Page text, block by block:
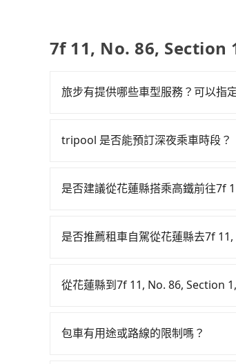
7f 11, No. 86, Section
旅步有提供哪些車型服務？可以指
專人回覆您。
tripool 是否能預訂深夜乘車時段？
是否建議從花蓮縣搭乘高鐵前往7f
程車前往高鐵站！南港-台北雖然
從南港站前往台北高鐵站，每人票
說，臨時要叫小黃的難度是雙北大
是否推薦租車自駕從花蓮縣去7f
天就要來回，那在花蓮路邊可隨租
雖已將eTag和可能的每小時40元
從花蓮縣到7f 11, No. 86, Section
近的計程車隊，如花蓮建宏計程錶
包車有用途或路線的限制嗎？